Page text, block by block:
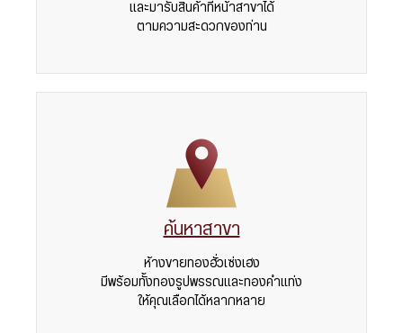
และมารับสินค้าที่หน้าสาขาได้
ตามความสะดวกของท่าน
ค้นหาสาขา
ห้างขายทองฮั่วเซ่งเฮง
มีพร้อมทั้งทองรูปพรรณและทองคำแท่ง
ให้คุณเลือกได้หลากหลาย